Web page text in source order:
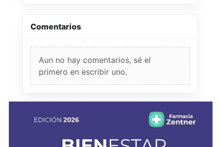
Comentarios
Aun no hay comentarios, sé el
primero en escribir uno.